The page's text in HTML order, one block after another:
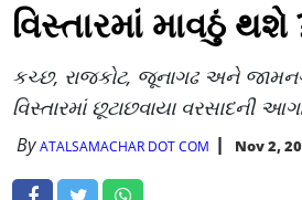
વિસ્તારમાં માવઠું થશે
કચ્છ, રાજકોટ, જૂનાગઢ અને
વિસ્તારમાં છૂટાછવાયા વરસાદની
ByATALSAMACHAR DOT COM Nov 2,